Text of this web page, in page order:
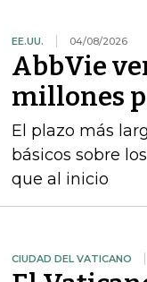
EE.UU. 04/08/2026
AbbVie
millones
El plazo más
básicos sobre
que al inicio
CIUDAD DEL VATICANO